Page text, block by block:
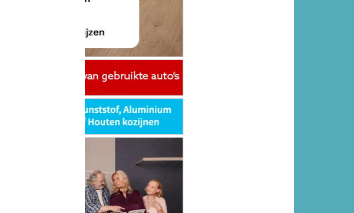
voor onze nieuwsbrief en
een samenvatting van
uit jouw regio.
ONLINE DAGBLADEN
Overige dagbladen in de regio
Algemene voorwaarden Disclaimer